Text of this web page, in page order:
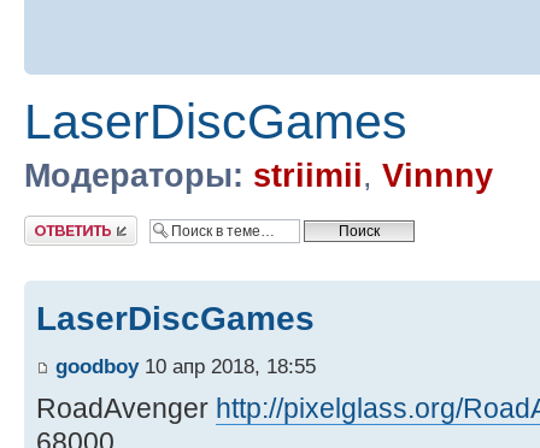
LaserDiscGames
Модераторы: striimii, Vinnny
Ответить
LaserDiscGames
goodboy10 апр 2018, 18:55
RoadAvenger http://pixelglass.org/